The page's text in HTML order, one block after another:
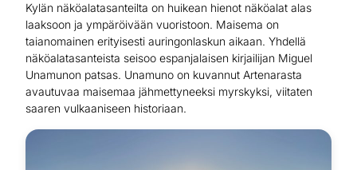
Kylän näköalatasanteilta on huikean hienot näköalat alas
laaksoon ja ympäröivään vuoristoon. Maisema on
taianomainen erityisesti auringonlaskun aikaan. Yhdellä
näköalatasanteista seisoo espanjalaisen kirjailijan Miguel
Unamunon patsas. Unamuno on kuvannut Artenarasta
avautuvaa maisemaa jähmettyneeksi myrskyksi, viitaten
saaren vulkaaniseen historiaan.